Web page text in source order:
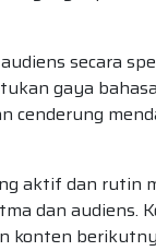
secara
gaya
cenderung
aktif dan rutin
dan audiens.
konten